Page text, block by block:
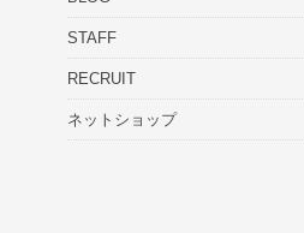
STAFF
RECRUIT
ネットショップ